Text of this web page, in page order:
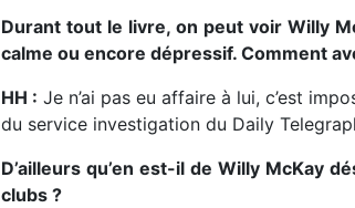
Durant tout le livre, on peut voir Willy
calme ou encore dépressif. Comment
HH : Je n’ai pas eu affaire à lui, c’est
du service investigation du Daily
D’ailleurs qu’en est-il de Willy McKay
clubs ?